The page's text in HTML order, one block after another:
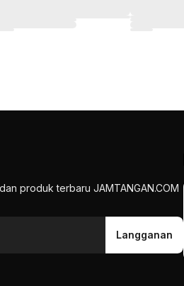
produk terbaru JAMTANGAN.COM
Langganan